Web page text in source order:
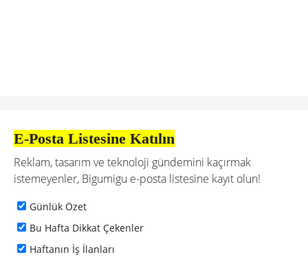
E-Posta Listesine Katılın
Reklam, tasarım ve teknoloji gündemini kaçırmak
istemeyenler, Bigumigu e-posta listesine kayıt olun!
Günlük Özet
Bu Hafta Dikkat Çekenler
Haftanın İş İlanları